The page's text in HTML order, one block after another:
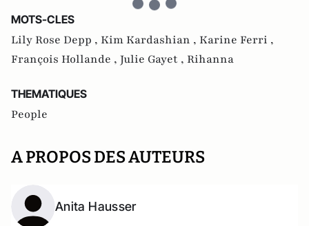
MOTS-CLES
Lily Rose Depp , Kim Kardashian , Karine Ferri ,
François Hollande , Julie Gayet , Rihanna
THEMATIQUES
People
A PROPOS DES AUTEURS
Anita Hausser